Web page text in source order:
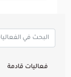
فعاليات قادمة